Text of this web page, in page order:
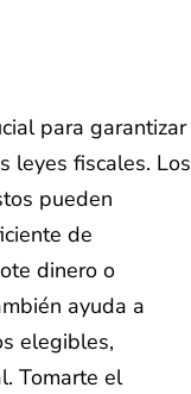
para garantizar
leyes fiscales. Los
pueden
de
dinero o
ayuda a
elegibles,
Tomarte el